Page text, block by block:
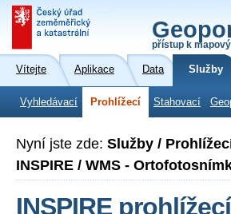
přístup k
Vítejte Aplikace Data Služby
Vyhledávací Prohlížecí Stahovací
Nyní jste zde: Služby /
INSPIRE / WMS -
INSPIRE